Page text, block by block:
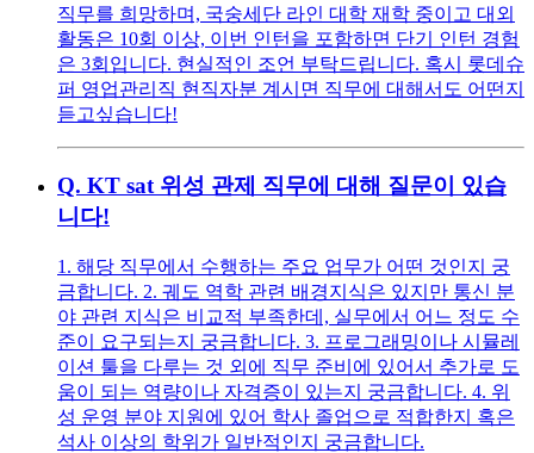
직무를 희망하며, 국숭세단 라인 대학 재학 중이고 대외
활동은 10회 이상, 이번 인턴을 포함하면 단기 인턴 경험
은 3회입니다. 현실적인 조언 부탁드립니다. 혹시 롯데슈
퍼 영업관리직 현직자분 계시면 직무에 대해서도 어떤지
듣고싶습니다!
Q. KT sat 위성 관제 직무에 대해 질문이 있습
니다!
1. 해당 직무에서 수행하는 주요 업무가 어떤 것인지 궁
금합니다. 2. 궤도 역학 관련 배경지식은 있지만 통신 분
야 관련 지식은 비교적 부족한데, 실무에서 어느 정도 수
준이 요구되는지 궁금합니다. 3. 프로그래밍이나 시뮬레
이션 툴을 다루는 것 외에 직무 준비에 있어서 추가로 도
움이 되는 역량이나 자격증이 있는지 궁금합니다. 4. 위
성 운영 분야 지원에 있어 학사 졸업으로 적합한지 혹은
석사 이상의 학위가 일반적인지 궁금합니다.